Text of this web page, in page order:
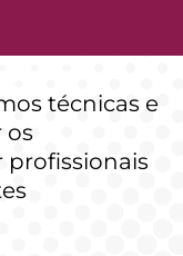
técnicas e
os